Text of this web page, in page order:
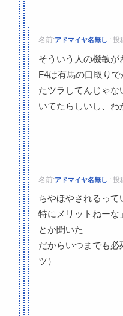
名前:アドマイヤ名無し : 投
そういう人の機敏が
F4は有馬の口取り
たツラしてんじゃな
いてたらしいし、わ
名前:アドマイヤ名無し : 投
ちやほやされるって
特にメリットねーな
とか聞いた
だからいつまでも必
ツ）